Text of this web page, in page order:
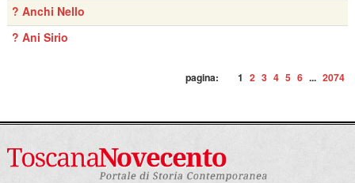
? Anchi Nello
? Ani Sirio
pagina: 1 2 3 4 5 6 ... 2074